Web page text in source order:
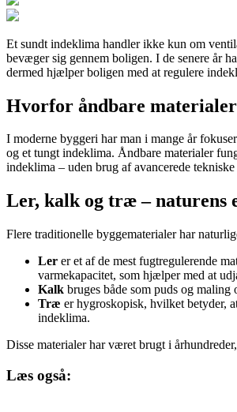
Et sundt indeklima handler ikke kun om
bevæger sig gennem boligen. I de senere år
dermed hjælper boligen med at regulere
Hvorfor åndbare
I moderne byggeri har man i mange år
og et tungt indeklima. Åndbare materialer
indeklima – uden brug af avancerede tekniske
Ler, kalk og træ – naturens
Flere traditionelle byggematerialer har
Ler er et af de mest fugtregulerende
varmekapacitet, som hjælper med at
Kalk bruges både som puds og
Træ er hygroskopisk, hvilket betyder,
indeklima.
Disse materialer har været brugt i
Læs også: